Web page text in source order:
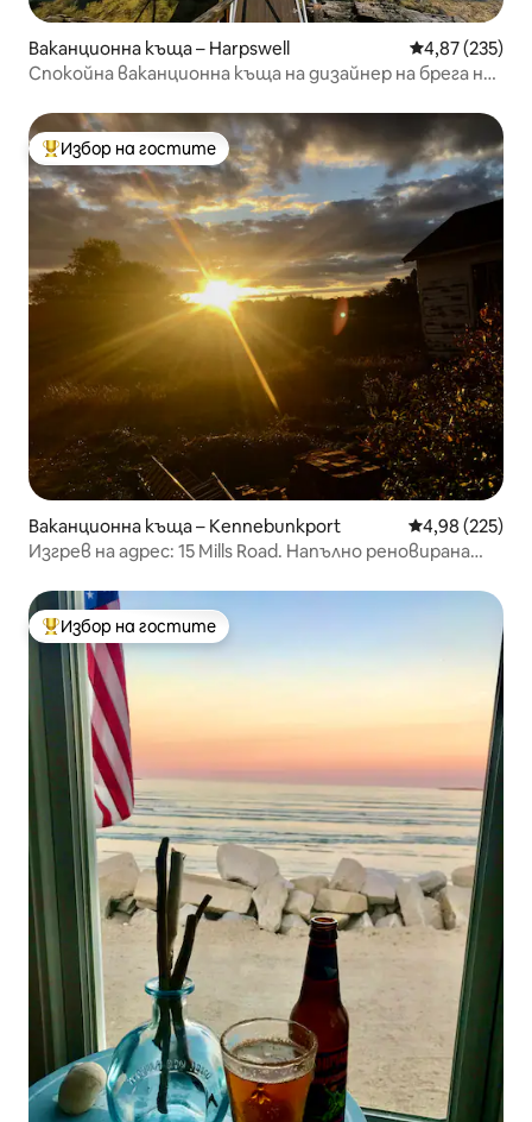
Ваканционна къща – Harpswell Средна
4,87 (235)
Спокойна ваканционна къща на дизайнер на брега на
Най-популярен избор на гостите
Избор на гостите
Ваканционна къща – Kennebunkport Средна
4,98 (225)
Изгрев на адрес: 15 Mills Road. Напълно реновирана
Най-популярен избор на гостите
Избор на гостите